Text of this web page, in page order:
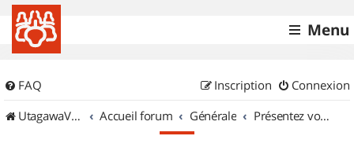
Menu
FAQ Connexion
Inscription
UtagawaVTT (Randos VTT et VTTAE avec traces GPS)
Accueil forum Générale Présentez vous !